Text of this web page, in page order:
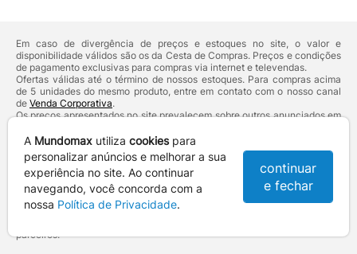
Em caso de divergência de preços e estoques no site, o valor e
disponibilidade válidos são os da Cesta de Compras. Preços e condições
de pagamento exclusivas para compras via internet e televendas.
Ofertas válidas até o término de nossos estoques. Para compras acima
de 5 unidades do mesmo produto, entre em contato com o nosso canal
de Venda Corporativa.
Os preços apresentados no site prevalecem sobre outros anunciados em
Defesa do Consumidor:Lei nº 8.078.
Vendas sujeitas à confirmação de dados e análises de crédito e risco.
Razão Social: Hayamax Distribuidora de Produtos Eletrônicos Ltda -
CNPJ: 01.725.627/0002-53 - Endereço: R. Senador Souza Naves, 9 -
Centro - CEP: 86010-921 - Londrina / PR
Mundomax. 2007 - 2026 - Todos os direitos reservados. - Fotos e
parceiros.
A Mundomax utiliza cookiespara
personalizar anúncios e melhorar a sua
experiência no site. Ao continuar
navegando, você concorda com a
nossa Política de Privacidade.
continuar
e fechar